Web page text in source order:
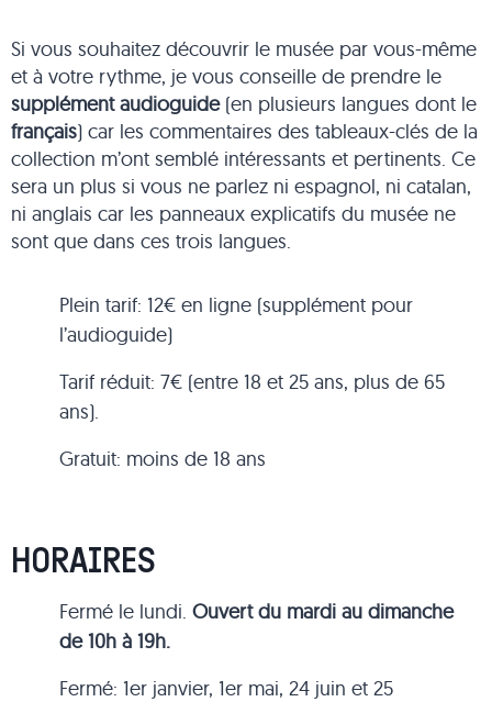
Si vous souhaitez découvrir le musée par vous-même
et à votre rythme, je vous conseille de prendre le
supplément audioguide(en plusieurs langues dont le
français) car les commentaires des tableaux-clés de la
collection m’ont semblé intéressants et pertinents. Ce
sera un plus si vous ne parlez ni espagnol, ni catalan,
ni anglais car les panneaux explicatifs du musée ne
sont que dans ces trois langues.
Plein tarif: 12€ en ligne (supplément pour
l’audioguide)
Tarif réduit: 7€ (entre 18 et 25 ans, plus de 65
ans).
Gratuit: moins de 18 ans
HORAIRES
Fermé le lundi.Ouvert du mardi au dimanche
de 10h à 19h.
Fermé: 1er janvier, 1er mai, 24 juin et 25